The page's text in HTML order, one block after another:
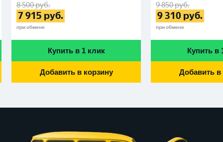
8 500руб.
7 915 руб.
при обмене
Купить в 1 клик
Добавить в корзину
9 850руб.
9 310 руб.
при обмене
Купить в
Добавить в